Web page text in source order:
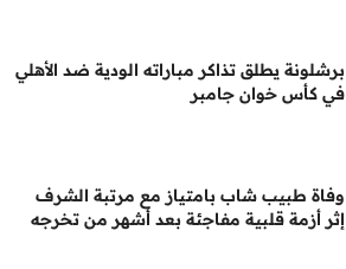
برشلونة يطلق تذاكر مباراته الودية ضد الأهلي
في كأس خوان جامبر
وفاة طبيب شاب بامتياز مع مرتبة الشرف
إثر أزمة قلبية مفاجئة بعد أشهر من تخرجه